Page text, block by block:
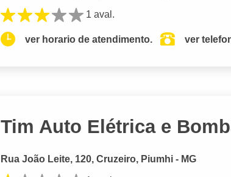
1 aval.
ver horario de atendimento. ver
Tim Auto Elétrica e
Rua João Leite, 120, Cruzeiro, Piumhi - MG